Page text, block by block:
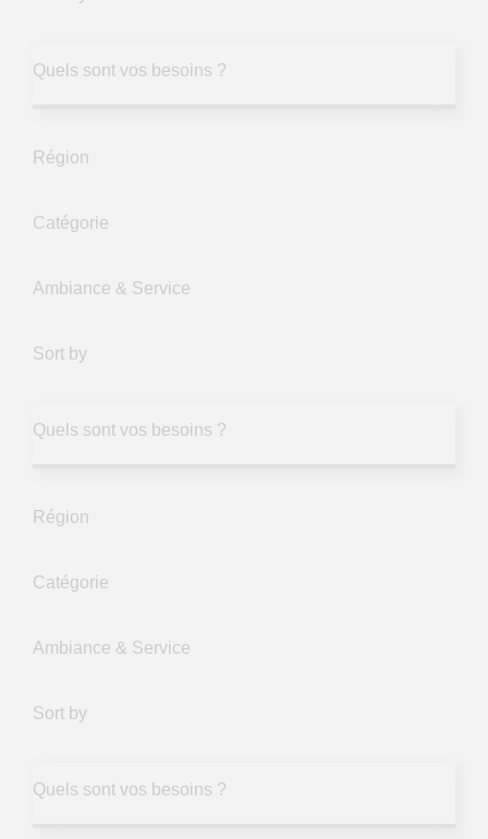
Quels sont vos besoins ?
Région
Catégorie
Ambiance & Service
Sort by
Quels sont vos besoins ?
Région
Catégorie
Ambiance & Service
Sort by
Quels sont vos besoins ?